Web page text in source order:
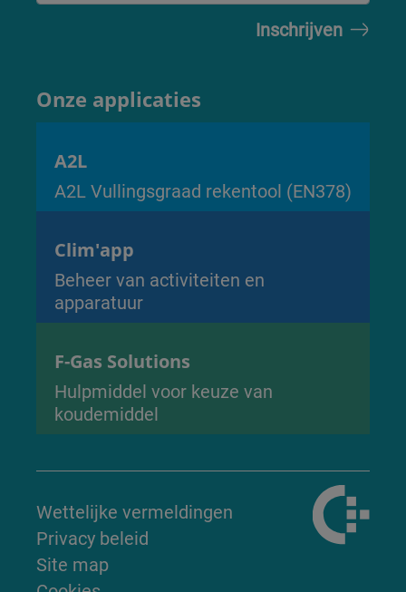
Onze applicaties
A2L
A2L Vullingsgraad rekentool (EN378)
Clim'app
Beheer van activiteiten en
apparatuur
F-Gas Solutions
Hulpmiddel voor keuze van
koudemiddel
Wettelijke vermeldingen
Privacy beleid
Site map